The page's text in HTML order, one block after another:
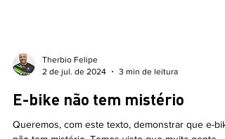
2 de jul. de 2024
3 min de leitura
E-bike não tem mistério